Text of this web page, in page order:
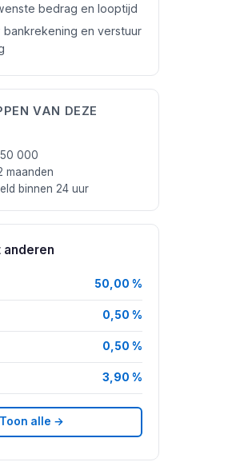
bedrag en looptijd
bankrekening en verstuur
VAN DEZE
000
maanden
binnen 24 uur
50,00 %
0,50 %
0,50 %
3,90 %
Toon alle →